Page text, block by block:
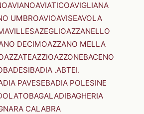
AVIANOAVIATICOAVIGLIANA
UMBROAVIOAVISEAVOLA
AZEGLIOAZZANELLO
DECIMOAZZANO MELLA
AZZATEAZZIOAZZONEBACENO
BADESIBADIA .ABTEI.
PAVESEBADIA POLESINE
BAGALADIBAGHERIA
CALABRA